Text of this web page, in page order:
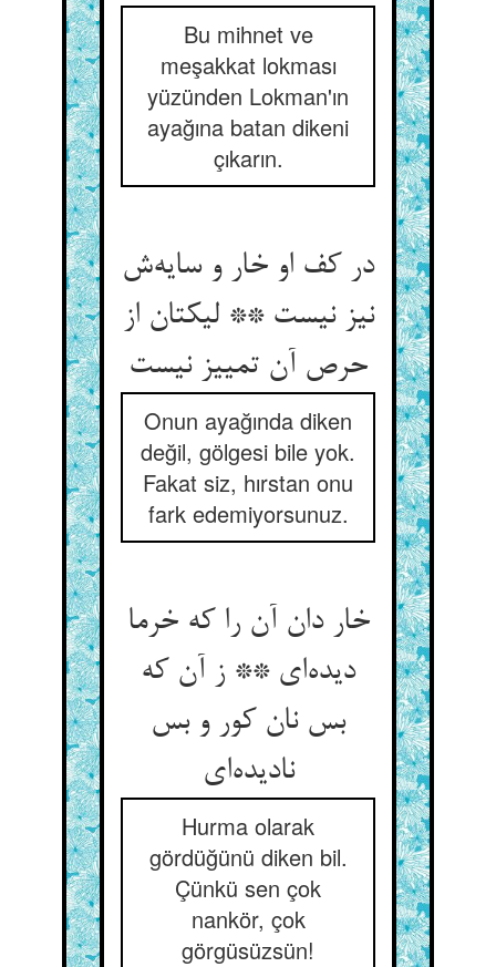
Bu mihnet ve
meşakkat lokması
yüzünden Lokman'ın
ayağına batan dikeni
çıkarın.
در کف او خار و سایه‌‌ش
نیز نیست ** لیکتان از
Onun ayağında diken
değil, gölgesi bile yok.
Fakat siz, hırstan onu
fark edemiyorsunuz.
خار دان آن را که خرما
دیده‌‌ای ** ز آن که
بس نان کور و بس
نادیده‌‌ای‌‌
Hurma olarak
gördüğünü diken bil.
Çünkü sen çok
nankör, çok
görgüsüzsün!